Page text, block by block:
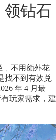
领钻石
，不用额外花
找不到有效兑
年 4 月最
玩家需求，建